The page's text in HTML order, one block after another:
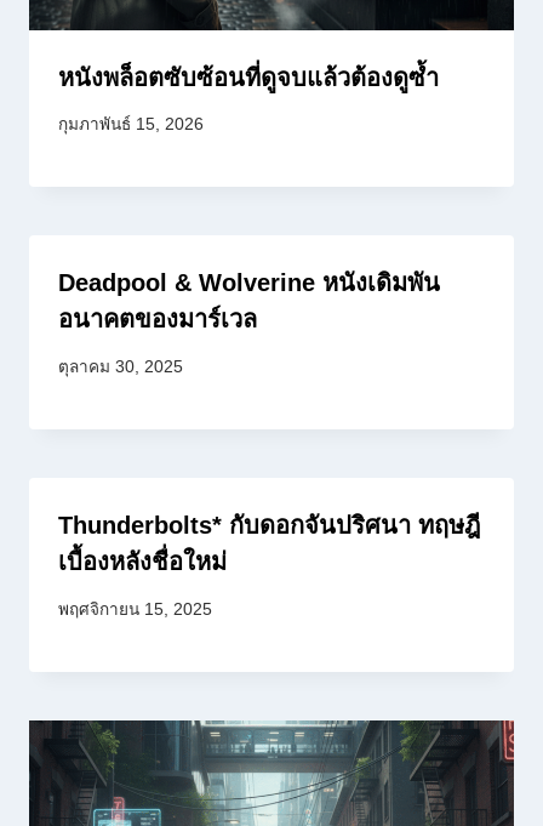
หนังพล็อตซับซ้อนที่ดูจบแล้วต้องดูซ้ำ
กุมภาพันธ์ 15, 2026
Deadpool & Wolverine หนังเดิมพัน
อนาคตของมาร์เวล
ตุลาคม 30, 2025
Thunderbolts* กับดอกจันปริศนา ทฤษฎี
เบื้องหลังชื่อใหม่
พฤศจิกายน 15, 2025